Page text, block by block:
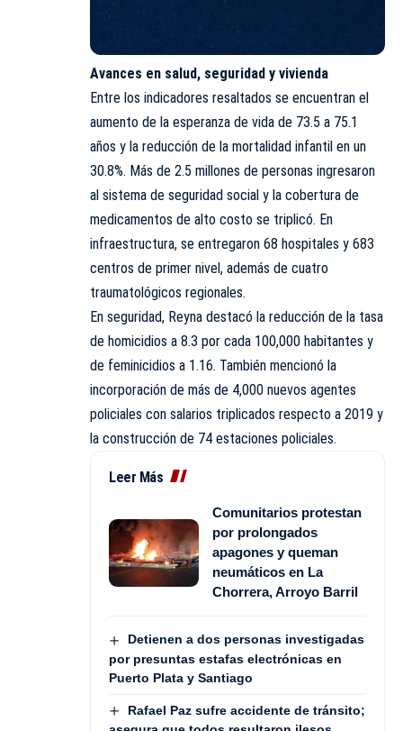
Avances en salud, seguridad y vivienda
Entre los indicadores resaltados se encuentran el
aumento de la esperanza de vida de 73.5 a 75.1
años y la reducción de la mortalidad infantil en un
30.8%. Más de 2.5 millones de personas ingresaron
al sistema de seguridad social y la cobertura de
medicamentos de alto costo se triplicó. En
infraestructura, se entregaron 68 hospitales y 683
centros de primer nivel, además de cuatro
traumatológicos regionales.
En seguridad, Reyna destacó la reducción de la tasa
de homicidios a 8.3 por cada 100,000 habitantes y
de feminicidios a 1.16. También mencionó la
incorporación de más de 4,000 nuevos agentes
policiales con salarios triplicados respecto a 2019 y
la construcción de 74 estaciones policiales.
Leer Más
Comunitarios protestan
por prolongados
apagones y queman
neumáticos en La
Chorrera, Arroyo Barril
Detienen a dos personas investigadas
por presuntas estafas electrónicas en
Puerto Plata y Santiago
Rafael Paz sufre accidente de tránsito;